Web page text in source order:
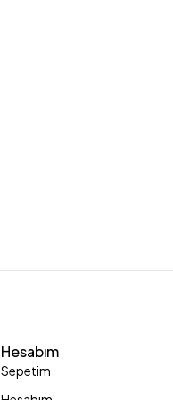
Hesabım
Sepetim